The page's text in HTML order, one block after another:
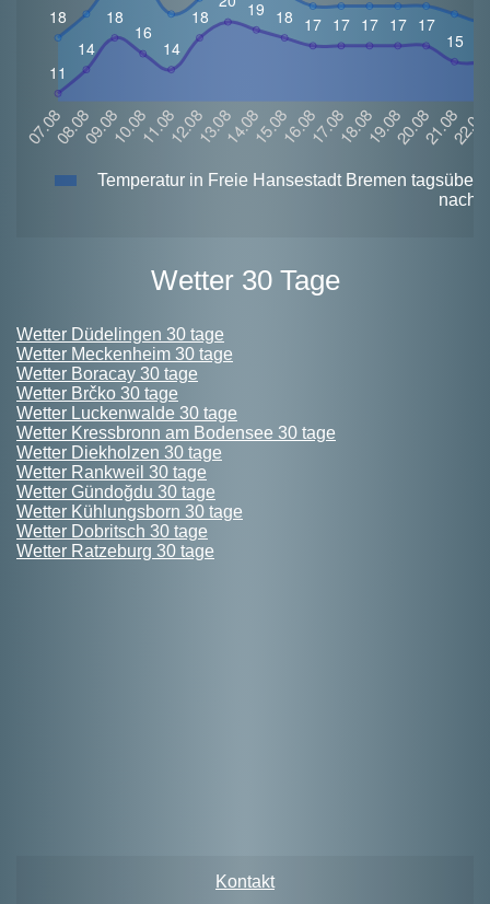
Temperatur in Freie Hansestadt Bremen tagsüber
nacht
Wetter 30 Tage
Wetter Düdelingen 30 tage
Wetter Meckenheim 30 tage
Wetter Boracay 30 tage
Wetter Brčko 30 tage
Wetter Luckenwalde 30 tage
Wetter Kressbronn am Bodensee 30 tage
Wetter Diekholzen 30 tage
Wetter Rankweil 30 tage
Wetter Gündoğdu 30 tage
Wetter Kühlungsborn 30 tage
Wetter Dobritsch 30 tage
Wetter Ratzeburg 30 tage
Kontakt